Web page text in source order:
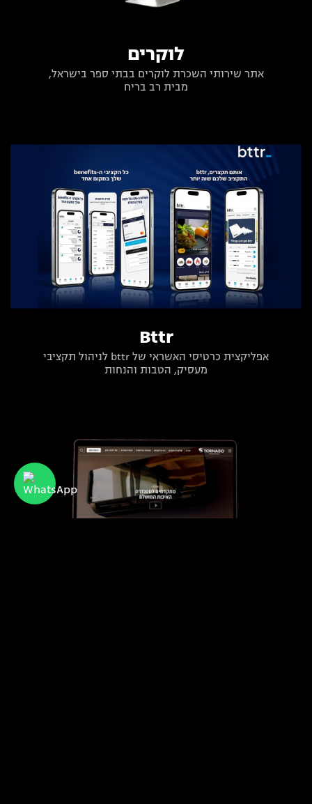
לוקרים
אתר שירותי השכרת לוקרים בבתי ספר בישראל,
מבית רב בריח
Bttr
אפליקצית כרטיסי האשראי של bttr לניהול תקציבי
מעסיק, הטבות והנחות